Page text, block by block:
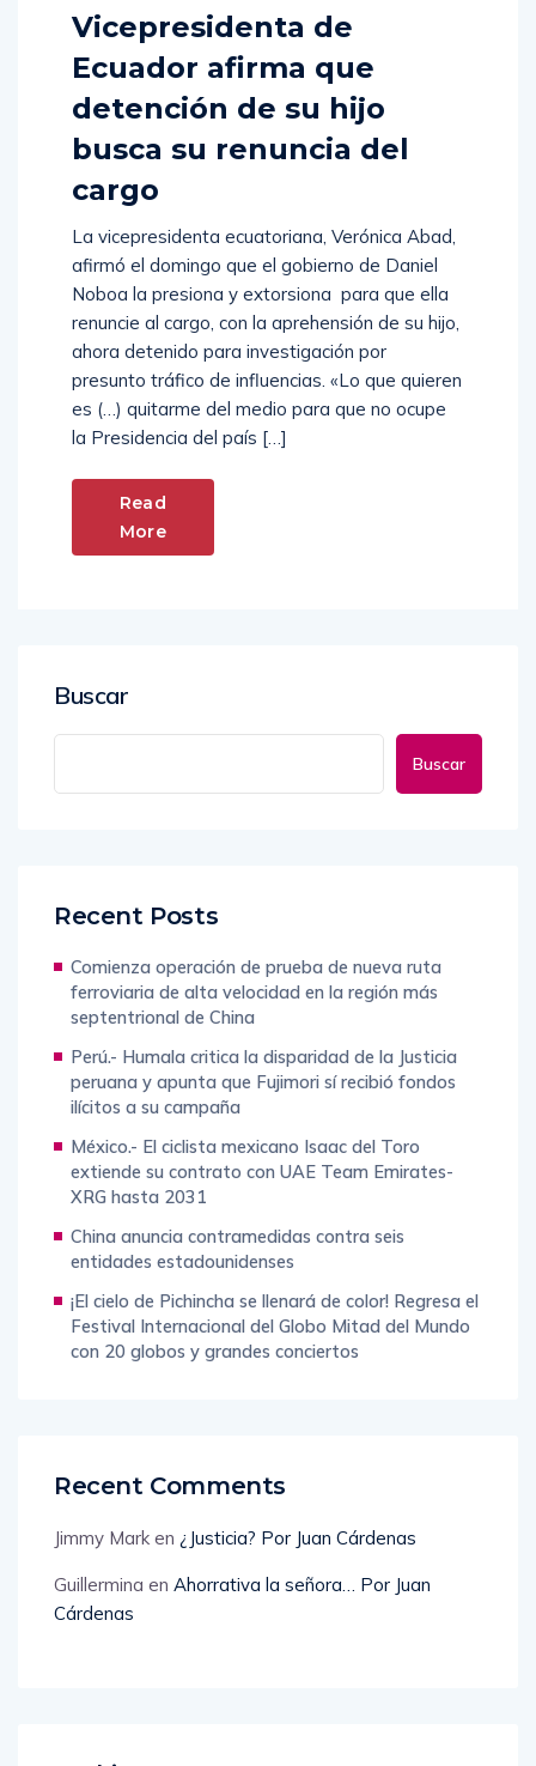
Vicepresidenta de
Ecuador afirma que
detención de su hijo
busca su renuncia del
cargo
La vicepresidenta ecuatoriana, Verónica Abad,
afirmó el domingo que el gobierno de Daniel
Noboa la presiona y extorsiona para que ella
renuncie al cargo, con la aprehensión de su hijo,
ahora detenido para investigación por
presunto tráfico de influencias. «Lo que quieren
es (…) quitarme del medio para que no ocupe
la Presidencia del país […]
Read
More
Buscar
Buscar
Recent Posts
Comienza operación de prueba de nueva ruta
ferroviaria de alta velocidad en la región más
septentrional de China
Perú.- Humala critica la disparidad de la Justicia
peruana y apunta que Fujimori sí recibió fondos
ilícitos a su campaña
México.- El ciclista mexicano Isaac del Toro
extiende su contrato con UAE Team Emirates-
XRG hasta 2031
China anuncia contramedidas contra seis
entidades estadounidenses
¡El cielo de Pichincha se llenará de color! Regresa el
Festival Internacional del Globo Mitad del Mundo
con 20 globos y grandes conciertos
Recent Comments
Jimmy Mark en ¿Justicia? Por Juan Cárdenas
Guillermina en Ahorrativa la señora… Por Juan
Cárdenas